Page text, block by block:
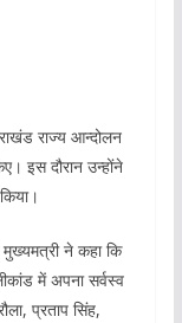
राज्य आन्दोलन
इस दौरान उन्होंने
ने कहा कि
में अपना सर्वस्व
प्रताप सिंह,